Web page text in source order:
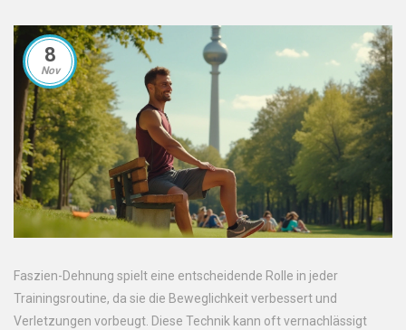
8
Nov
Faszien-Dehnung spielt eine entscheidende Rolle in jeder
Trainingsroutine, da sie die Beweglichkeit verbessert und
Verletzungen vorbeugt. Diese Technik kann oft vernachlässigt